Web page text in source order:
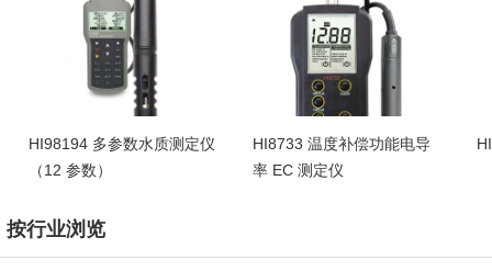
HI98194 多参数水质测定仪
（12 参数）
HI8733 温度补偿功能电导
率 EC 测定仪
按行业浏览